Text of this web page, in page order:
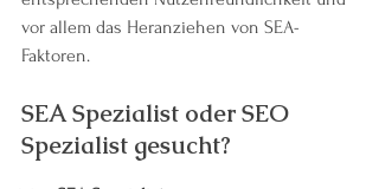
vor allem das Heranziehen von SEA-
Faktoren.
SEA Spezialist oder SEO
Spezialist gesucht?